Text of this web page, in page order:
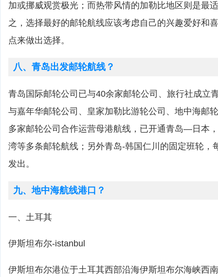
加或挪威观赏极光；而热带风情的加勒比地区则是最
之，选择最好的邮轮航线应该考虑自己的兴趣爱好和
点来做出选择。
八、青岛出发邮轮航线？
青岛国际邮轮公司已与40余家邮轮公司、旅行社成立
与嘉年华邮轮公司、皇家加勒比游轮公司、地中海邮
多家邮轮公司合作运营母港航线，已开通青岛—日本
湾等多条邮轮航线；另外青岛-韩国仁川的固定班轮，
发出。
九、地中海航线港口？
一、土耳其
伊斯坦布尔-istanbul
伊斯坦布尔港位于土耳其西部沿海伊斯坦布尔海峡西